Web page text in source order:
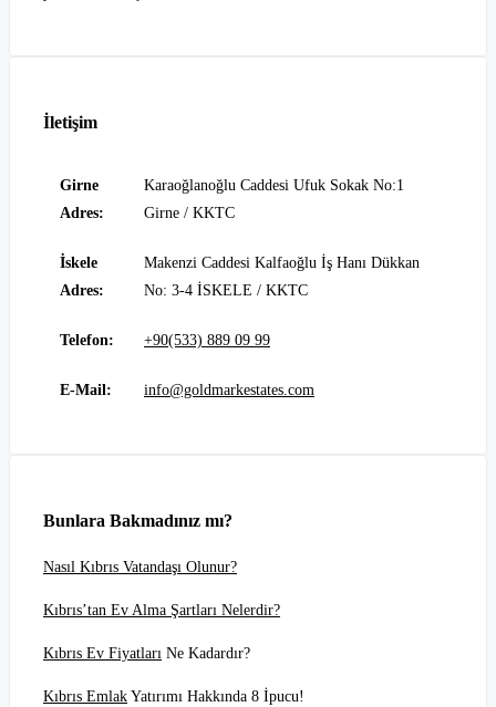
İletişim
Girne
Adres:
Karaoğlanoğlu Caddesi Ufuk Sokak No:1
Girne / KKTC
İskele
Adres:
Makenzi Caddesi Kalfaoğlu İş Hanı Dükkan
No: 3-4 İSKELE / KKTC
Telefon: +90(533) 889 09 99
E-Mail: info@goldmarkestates.com
Bunlara Bakmadınız mı?
Nasıl Kıbrıs Vatandaşı Olunur?
Kıbrıs’tan Ev Alma Şartları Nelerdir?
Kıbrıs Ev Fiyatları Ne Kadardır?
Kıbrıs Emlak Yatırımı Hakkında 8 İpucu!